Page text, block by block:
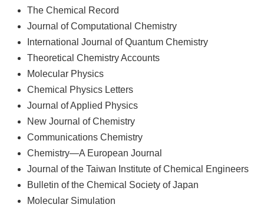
The Chemical Record
Journal of Computational Chemistry
International Journal of Quantum Chemistry
Theoretical Chemistry Accounts
Molecular Physics
Chemical Physics Letters
Journal of Applied Physics
New Journal of Chemistry
Communications Chemistry
Chemistry—A European Journal
Journal of the Taiwan Institute of Chemical Engineers
Bulletin of the Chemical Society of Japan
Molecular Simulation